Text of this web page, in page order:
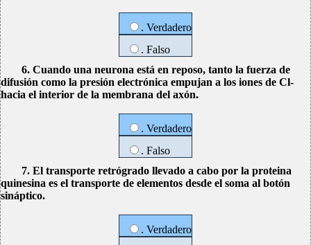
. Verdadero
. Falso
6. Cuando una neurona está en reposo, tanto la fuerza de
difusión como la presión electrónica empujan a los iones de Cl-
hacia el interior de la membrana del axón.
. Verdadero
. Falso
7. El transporte retrógrado llevado a cabo por la proteina
quinesina es el transporte de elementos desde el soma al botón
sináptico.
. Verdadero